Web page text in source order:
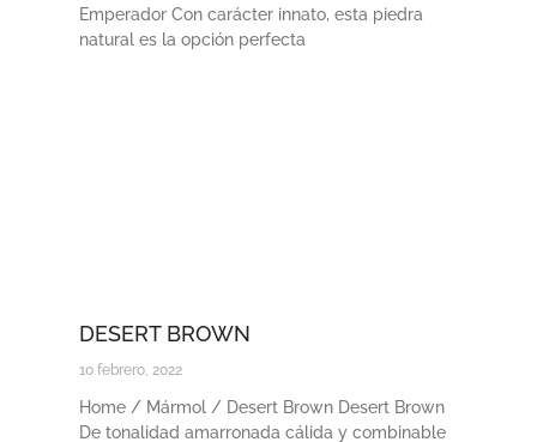
Emperador Con carácter innato, esta piedra
natural es la opción perfecta
DESERT BROWN
10 febrero, 2022
Home / Mármol / Desert Brown Desert Brown
De tonalidad amarronada cálida y combinable